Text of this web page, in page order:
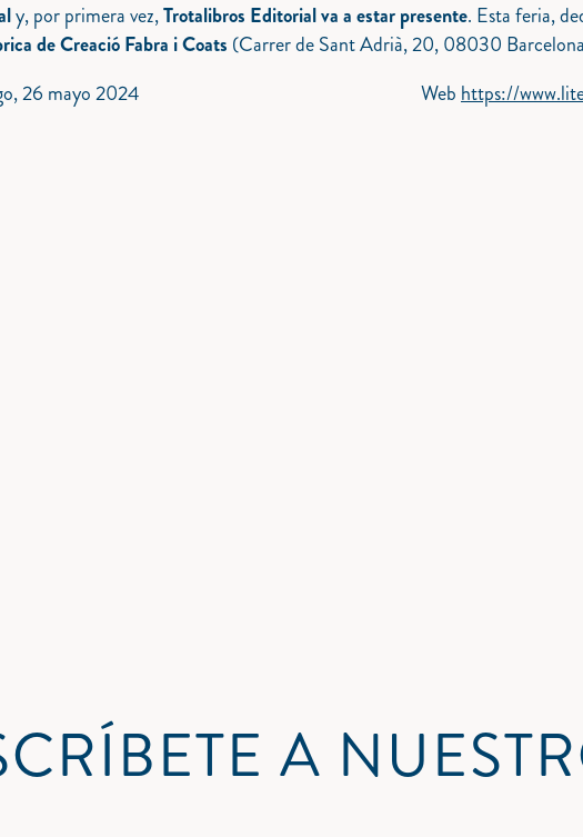
y, por primera vez,Trotalibros Editorial va a estar presente. Esta feria,
de Creació Fabra i Coats (Carrer de Sant Adrià, 20, 08030
26 mayo 2024 Web https://
A